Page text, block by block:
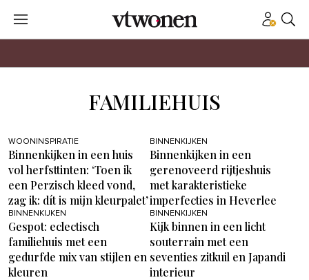
FAMILIEHUIS
WOONINSPIRATIE
Binnenkijken in een huis
vol herfsttinten: ‘Toen ik
een Perzisch kleed vond,
zag ik: dít is mijn kleurpalet’
BINNENKIJKEN
Binnenkijken in een
gerenoveerd rijtjeshuis
met karakteristieke
imperfecties in Heverlee
BINNENKIJKEN
Gespot: eclectisch
familiehuis met een
gedurfde mix van stijlen en
kleuren
BINNENKIJKEN
Kijk binnen in een licht
souterrain met een
seventies zitkuil en Japandi
interieur